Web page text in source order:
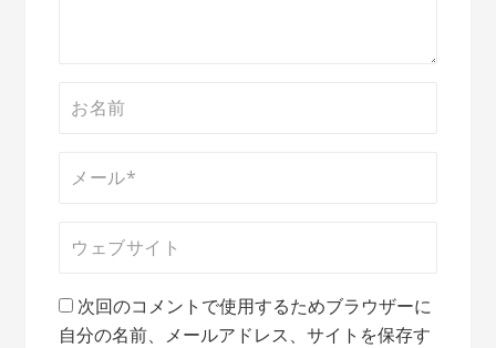
次回のコメントで使用するためブラウザーに
自分の名前、メールアドレス、サイトを保存す